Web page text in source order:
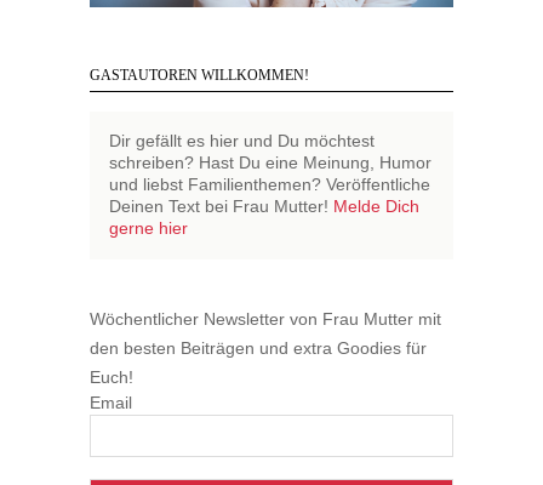
GASTAUTOREN WILLKOMMEN!
Dir gefällt es hier und Du möchtest
schreiben? Hast Du eine Meinung, Humor
und liebst Familienthemen? Veröffentliche
Deinen Text bei Frau Mutter! Melde Dich
gerne hier
Wöchentlicher Newsletter von Frau Mutter mit
den besten Beiträgen und extra Goodies für
Euch!
Email